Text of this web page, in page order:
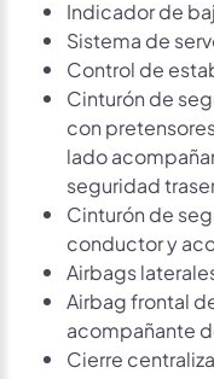
Indicador de
Sistema de
Control de
Cinturón de
con
lado
seguridad
Cinturón de
conductor y
Airbags
Airbag frontal
acompañante
Cierre